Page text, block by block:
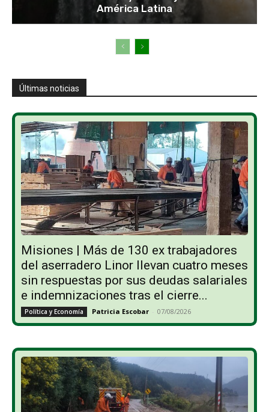
América Latina
Últimas noticias
Misiones | Más de 130 ex trabajadores
del aserradero Linor llevan cuatro meses
sin respuestas por sus deudas salariales
e indemnizaciones tras el cierre...
Política y Economía Patricia Escobar - 07/08/2026